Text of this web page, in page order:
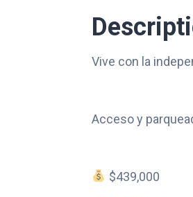
Vive con la
Acceso y
$439,000